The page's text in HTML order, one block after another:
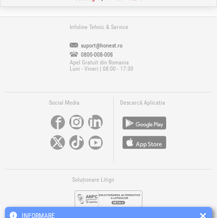
Infoline Tehnic & Service
suport@honest.ro
0800-008-008
Apel Gratuit din Romania
Luni - Vineri | 08:00 - 17:30
Social Media Descarcă Aplicația
Soluționare Litigii
INFORMARE